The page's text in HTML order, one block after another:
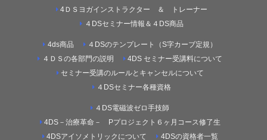
4ＤＳヨガインストラクター ＆ トレーナー
４DSセミナー情報＆４DS商品
4ds商品
４DSのテンプレート（S字カーブ定規）
４ＤＳの各部門の説明
4DS セミナー受講料について
セミナー受講のルールとキャンセルについて
４DSセミナー各種資格
４DS電磁波ゼロ手技師
4DS－治療革命－ Pプロジェクト６ヶ月コース修了生
4DSアイソメトリックについて
4DSの資格者一覧